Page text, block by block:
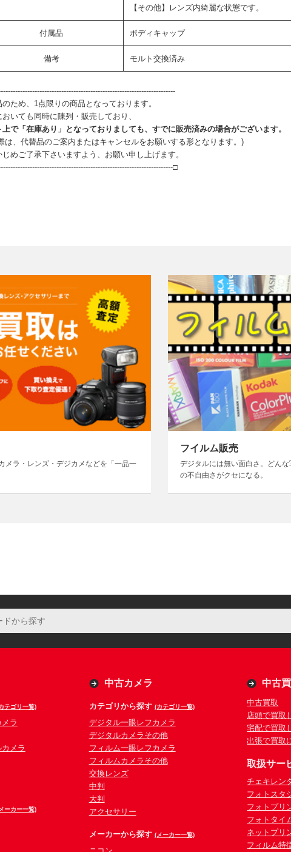
【その他】レンズ内綺麗な状態です。
付属品 ボディキャップ
備考 モルト交換済み
のため、1点限りの商品となっております。
おいても同時に陳列・販売しており、
上で「在庫あり」となっておりましても、すでに販売済みの場合がございます。
は、代替品のご案内またはキャンセルをお願いする形となります。)
じめご了承下さいますよう、お願い申し上げます。
□
メラ・レンズ・デジカメなどを「一品一
フイルム販売
デジタルには無い面白さ。どん
の不自由さがクセになる。
テゴリ一覧)
ラ
メラ
ーカー一覧)
中古カメラ
カテゴリから探す (カテゴリ一覧)
デジタル一眼レフカメラ
デジタルカメラその他
フィルム一眼レフカメラ
フィルムカメラその他
交換レンズ
中判
大判
アクセサリー
メーカーから探す (メーカー一覧)
中古
中古買取
店頭で買取
宅配で買取
出張で買取
取扱サー
チェキレン
フォトスタ
フォトプリ
フォトタイ
ネットプリ
フィルム特